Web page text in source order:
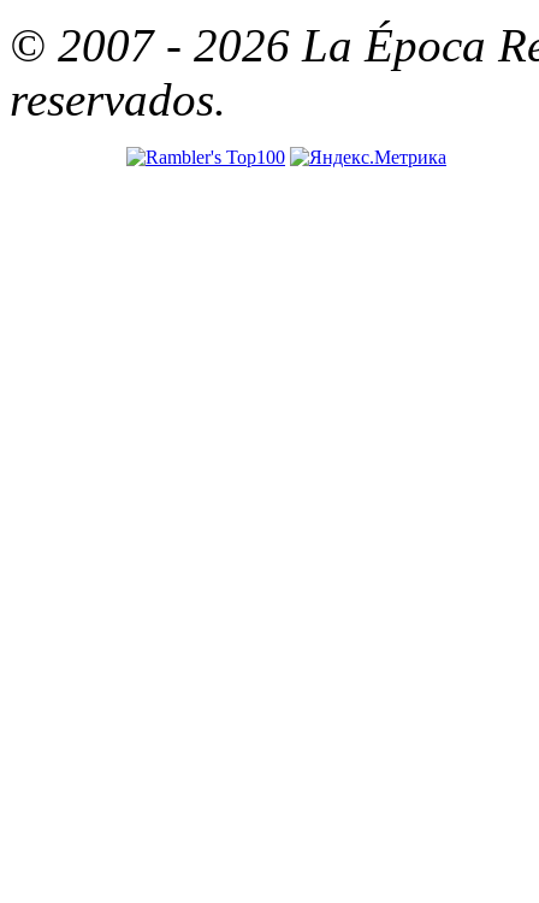
© 2007 - 2026 La Época
reservados.